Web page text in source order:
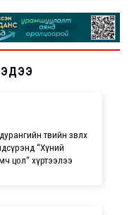
төвийн зөвлөх
“Хүний
цол“ хүртээлээ